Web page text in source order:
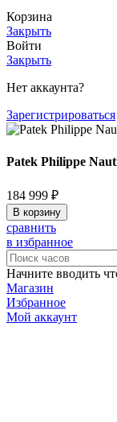
Корзина
Закрыть
Войти
Закрыть
Нет аккаунта?
Зарегистрироваться
Patek Philippe
184 999 ₽
В корзину
сравнить
в избранное
Начните вводить
Магазин
Избранное
Мой аккаунт